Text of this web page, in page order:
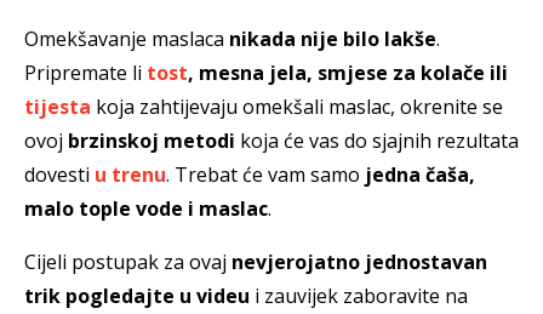
Omekšavanje maslaca nikada nije bilo lakše.
Pripremate li tost, mesna jela, smjese za kolače ili
tijesta koja zahtijevaju omekšali maslac, okrenite se
ovoj brzinskoj metodi koja će vas do sjajnih rezultata
dovesti u trenu. Trebat će vam samo jedna čaša,
malo tople vode i maslac.
Cijeli postupak za ovaj nevjerojatno jednostavan
trik pogledajte u videu i zauvijek zaboravite na